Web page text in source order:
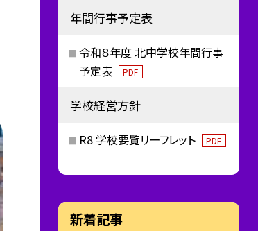
年間行事予定表
令和８年度 北中学校年間行事
予定表
PDF
学校経営方針
R8 学校要覧リーフレット PDF
新着記事